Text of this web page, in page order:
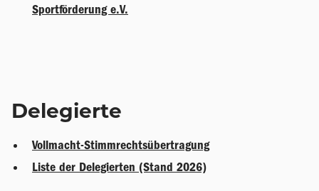
Sportförderung e.V.
Delegierte
Vollmacht-Stimmrechtsübertragung
Liste der Delegierten (Stand 2026)